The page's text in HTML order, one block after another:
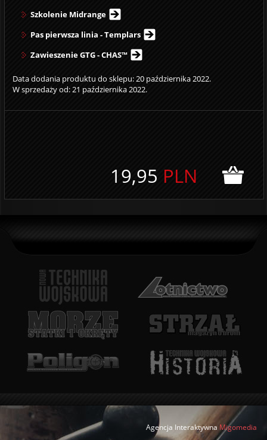
Szkolenie Midrange
Pas pierwsza linia - Templars
Zawieszenie GTG - CHAS™
Data dodania produktu do sklepu: 20 października 2022.
W sprzedaży od: 21 października 2022.
19,95 PLN
Agencja Interaktywna Migomedia